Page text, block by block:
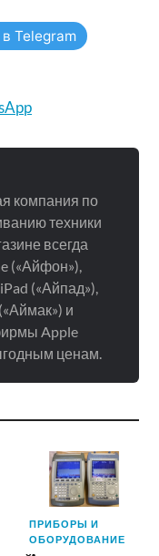
Telegram
компания по
техники
всегда
(«Айфон»),
(«Айпад»),
и
Apple
ценам.
ПРИБОРЫ И
ОБОРУДОВАНИЕ